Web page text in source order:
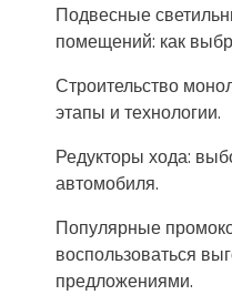
Подвесные
помещений: как
Строительство
этапы и технологии.
Редукторы хода:
автомобиля.
Популярные
воспользоваться
предложениями.